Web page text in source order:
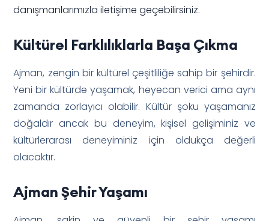
danışmanlarımızla iletişime geçebilirsiniz.
Kültürel Farklılıklarla Başa Çıkma
Ajman, zengin bir kültürel çeşitliliğe sahip bir şehirdir.
Yeni bir kültürde yaşamak, heyecan verici ama aynı
zamanda zorlayıcı olabilir. Kültür şoku yaşamanız
doğaldır ancak bu deneyim, kişisel gelişiminiz ve
kültürlerarası deneyiminiz için oldukça değerli
olacaktır.
Ajman Şehir Yaşamı